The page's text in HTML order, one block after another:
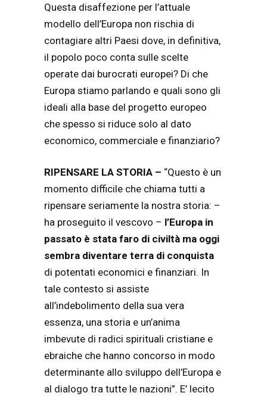
Questa disaffezione per l’attuale
modello dell’Europa non rischia di
contagiare altri Paesi dove, in definitiva,
il popolo poco conta sulle scelte
operate dai burocrati europei? Di che
Europa stiamo parlando e quali sono gli
ideali alla base del progetto europeo
che spesso si riduce solo al dato
economico, commerciale e finanziario?
RIPENSARE LA STORIA – “Questo è un
momento difficile che chiama tutti a
ripensare seriamente la nostra storia: –
ha proseguito il vescovo – l’Europa in
passato è stata faro di civiltà ma oggi
sembra diventare terra di conquista
di potentati economici e finanziari. In
tale contesto si assiste
all’indebolimento della sua vera
essenza, una storia e un’anima
imbevute di radici spirituali cristiane e
ebraiche che hanno concorso in modo
determinante allo sviluppo dell’Europa e
al dialogo tra tutte le nazioni”. E’ lecito